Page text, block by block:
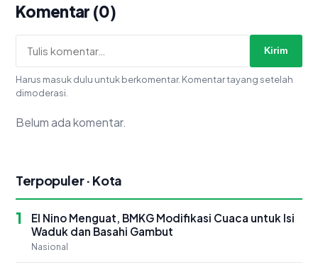
Komentar (0)
Kirim
Harus masuk dulu untuk berkomentar. Komentar tayang setelah
dimoderasi.
Belum ada komentar.
Terpopuler · Kota
1
El Nino Menguat, BMKG Modifikasi Cuaca untuk Isi
Waduk dan Basahi Gambut
Nasional